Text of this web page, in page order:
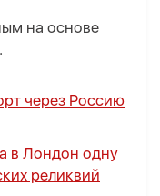
на основе
через Россию
в Лондон одну
реликвий